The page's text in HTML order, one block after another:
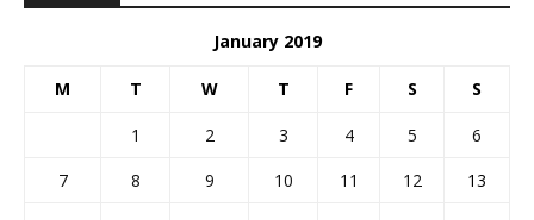
January 2019
M T W T F S S
1 2 3 4 5
6
7
8 9 10 11 12
13